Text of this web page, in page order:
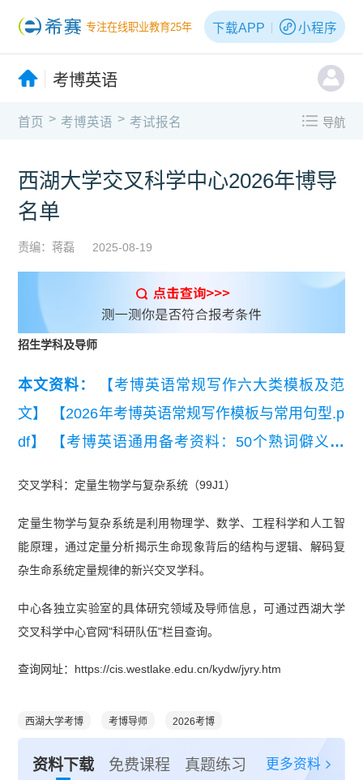
专注在线职业教育25年 下载APP 小程序
考博英语
首页 > 考博英语 > 考试报名 导航
西湖大学交叉科学中心2026年博导
名单
责编：蒋磊 2025-08-19
招生学科及导师
本文资料：
【考博英语常规写作六大类模板及范
文】
【2026年考博英语常规写作模板与常用句型.p
df】
【考博英语通用备考资料：50个熟词僻义】
交叉学科：定量生物学与复杂系统（99J1）
定量生物学与复杂系统是利用物理学、数学、工程科学和人工智
能原理，通过定量分析揭示生命现象背后的结构与逻辑、解码复
杂生命系统定量规律的新兴交叉学科。
中心各独立实验室的具体研究领域及导师信息，可通过西湖大学
交叉科学中心官网"科研队伍"栏目查询。
查询网址：https://cis.westlake.edu.cn/kydw/jyry.htm
西湖大学考博 考博导师 2026考博
资料下载 免费课程 真题练习 更多资料